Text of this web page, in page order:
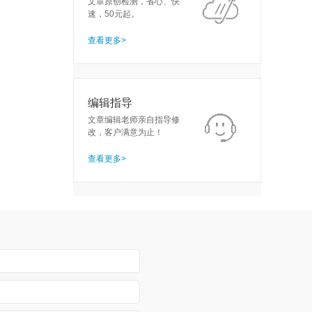
速，50元起。
查看更多>
编辑指导
文章编辑老师亲自指导修
改，客户满意为止！
查看更多>